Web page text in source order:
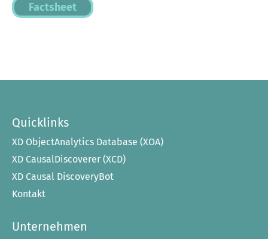
Factsheet
Quicklinks
XD ObjectAnalytics Database (XOA)
XD CausalDiscoverer (XCD)
XD Causal DiscoveryBot
Kontakt
Unternehmen